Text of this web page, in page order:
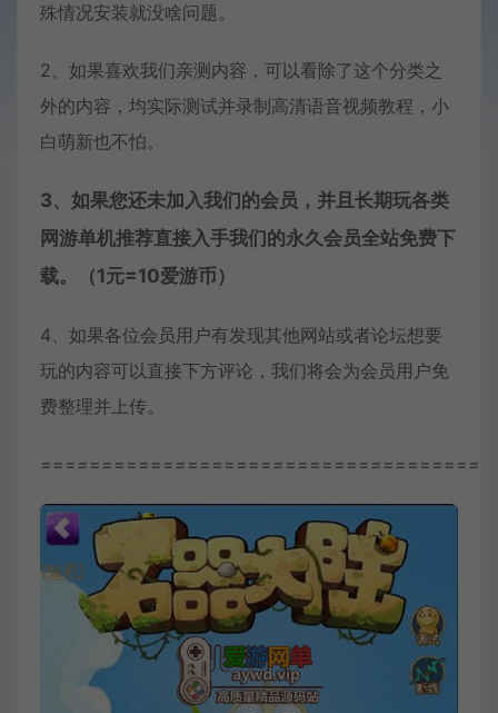
殊情况安装就没啥问题。
2、如果喜欢我们亲测内容，可以看除了这个分类之
外的内容，均实际测试并录制高清语音视频教程，小
白萌新也不怕。
3、如果您还未加入我们的会员，并且长期玩各类
网游单机推荐直接入手我们的永久会员全站免费下
载。（1元=10爱游币）
4、如果各位会员用户有发现其他网站或者论坛想要
玩的内容可以直接下方评论，我们将会为会员用户免
费整理并上传。